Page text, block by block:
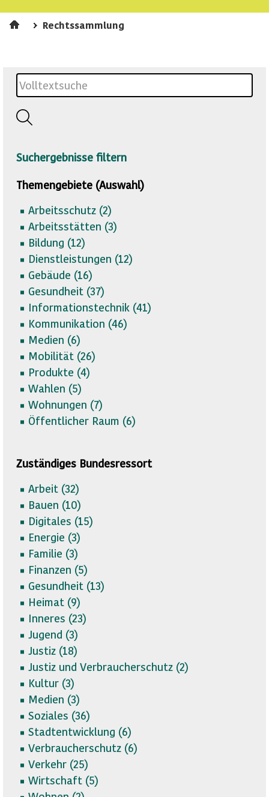
Rechtssammlung
Suchergebnisse filtern
Themengebiete (Auswahl)
Arbeitsschutz (2)
Arbeitsstätten (3)
Bildung (12)
Dienstleistungen (12)
Gebäude (16)
Gesundheit (37)
Informationstechnik (41)
Kommunikation (46)
Medien (6)
Mobilität (26)
Produkte (4)
Wahlen (5)
Wohnungen (7)
Öffentlicher Raum (6)
Zuständiges Bundesressort
Arbeit (32)
Bauen (10)
Digitales (15)
Energie (3)
Familie (3)
Finanzen (5)
Gesundheit (13)
Heimat (9)
Inneres (23)
Jugend (3)
Justiz (18)
Justiz und Verbraucherschutz (2)
Kultur (3)
Medien (3)
Soziales (36)
Stadtentwicklung (6)
Verbraucherschutz (6)
Verkehr (25)
Wirtschaft (5)